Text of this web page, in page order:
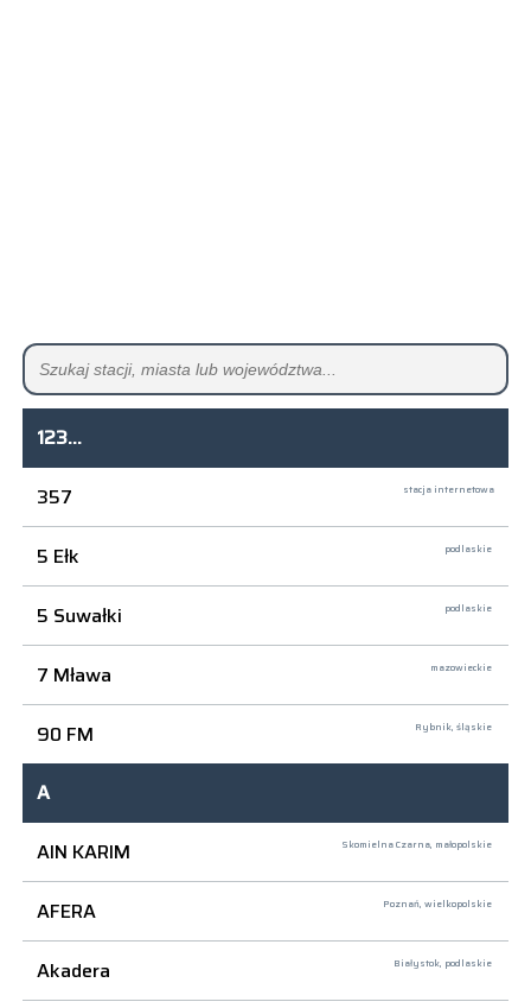
123...
357
stacja internetowa
5 Ełk podlaskie
5 Suwałki podlaskie
7 Mława mazowieckie
90 FM Rybnik, śląskie
A
AIN KARIM
Skomielna Czarna, małopolskie
AFERA Poznań, wielkopolskie
Akadera Białystok, podlaskie